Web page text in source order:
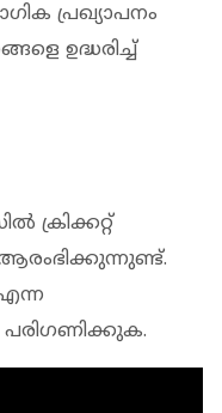
പ്രഖ്യാപനം
ഉദ്ധരിച്ച്
ക്രിക്കറ്റ്
പരിഗണിക്കുക.